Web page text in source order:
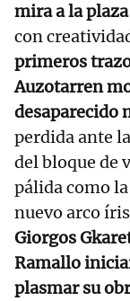
mira a la
con
primeros
Auzotarren
desaparecido
perdida ante
del bloque de
pálida como
nuevo arco
Giorgos
Ramallo
plasmar su obr